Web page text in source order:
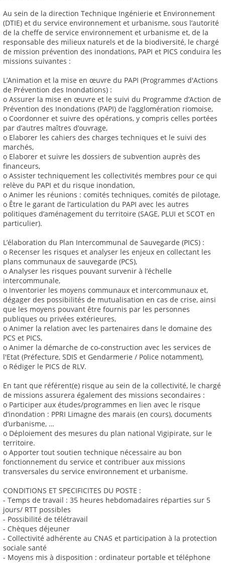
Au sein de la direction Technique Ingénierie et Environnement
(DTIE) et du service environnement et urbanisme, sous l’autorité
de la cheffe de service environnement et urbanisme et, de la
responsable des milieux naturels et de la biodiversité, le chargé
de mission prévention des inondations, PAPI et PICS conduira les
missions suivantes :
L’Animation et la mise en œuvre du PAPI (Programmes d'Actions
de Prévention des Inondations) :
o Assurer la mise en œuvre et le suivi du Programme d’Action de
Prévention des Inondations (PAPI) de l’agglomération riomoise,
o Coordonner et suivre des opérations, y compris celles portées
par d’autres maîtres d’ouvrage,
o Elaborer les cahiers des charges techniques et le suivi des
marchés,
o Elaborer et suivre les dossiers de subvention auprès des
financeurs,
o Assister techniquement les collectivités membres pour ce qui
relève du PAPI et du risque inondation,
o Animer les réunions : comités techniques, comités de pilotage,
o Être le garant de l’articulation du PAPI avec les autres
politiques d’aménagement du territoire (SAGE, PLUI et SCOT en
particulier).
L’élaboration du Plan Intercommunal de Sauvegarde (PICS) :
o Recenser les risques et analyser les enjeux en collectant les
plans communaux de sauvegarde (PCS),
o Analyser les risques pouvant survenir à l’échelle
intercommunale,
o Inventorier les moyens communaux et intercommunaux et,
dégager des possibilités de mutualisation en cas de crise, ainsi
que les moyens pouvant être fournis par les personnes
publiques ou privées extérieures,
o Animer la relation avec les partenaires dans le domaine des
PCS et PICS,
o Animer la démarche de co-construction avec les services de
l'Etat (Préfecture, SDIS et Gendarmerie / Police notamment),
o Rédiger le PICS de RLV.
En tant que référent(e) risque au sein de la collectivité, le chargé
de missions assurera également des missions secondaires :
o Participer aux études/programmes en lien avec le risque
d’inondation : PPRI Limagne des marais (en cours), documents
d’urbanisme, …
o Déploiement des mesures du plan national Vigipirate, sur le
territoire.
o Apporter tout soutien technique nécessaire au bon
fonctionnement du service et contribuer aux missions
transversales du service environnement et urbanisme.
CONDITIONS ET SPECIFICITES DU POSTE :
- Temps de travail : 35 heures hebdomadaires réparties sur 5
jours/ RTT possibles
- Possibilité de télétravail
- Chèques déjeuner
- Collectivité adhérente au CNAS et participation à la protection
sociale santé
- Moyens mis à disposition : ordinateur portable et téléphone